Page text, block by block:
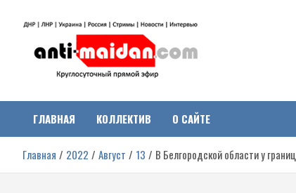
Антимайдан:
Гражданская война на
Украине
о гражданской войне на Украине, включая события в
ДНР, ЛНР и других регионах.
ГЛАВНАЯ КОЛЛЕКТИВ О САЙТЕ
Главная 2022 Август 13 В Белгородской области у